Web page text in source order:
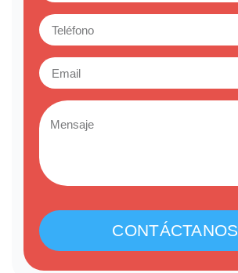
CONTÁCTANOS